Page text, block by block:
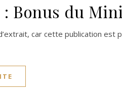
: Bonus du
car cette publication est